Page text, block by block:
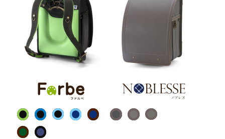
ミントグリーンがおすすめ！
『グリーン』のランドセルがおすすめ！後悔しない緑のラ
ンドセルの選び方
緑（グリーン）のランドセルは知性を感じるカラー 大人
キャメル・オレンジ ランドセル
の選び方